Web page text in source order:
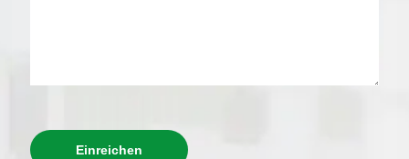
Einreichen